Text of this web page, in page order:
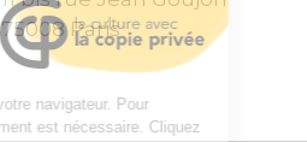
75008 Paris